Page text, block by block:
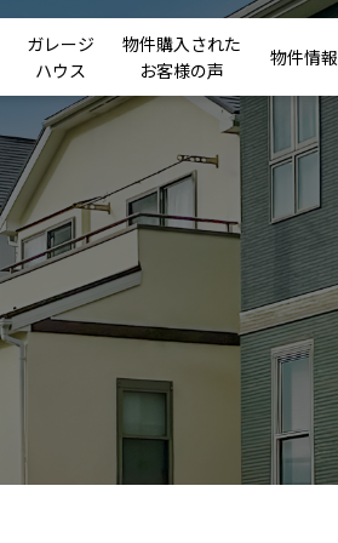
ガレージ
ハウス
物件購入された
お客様の声
物件情報